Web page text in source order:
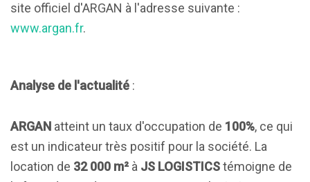
site officiel d'ARGAN à l'adresse suivante :
www.argan.fr.
Analyse de l'actualité :
ARGAN atteint un taux d'occupation de 100%, ce qui
est un indicateur très positif pour la société. La
location de 32 000 m² à JS LOGISTICStémoigne de